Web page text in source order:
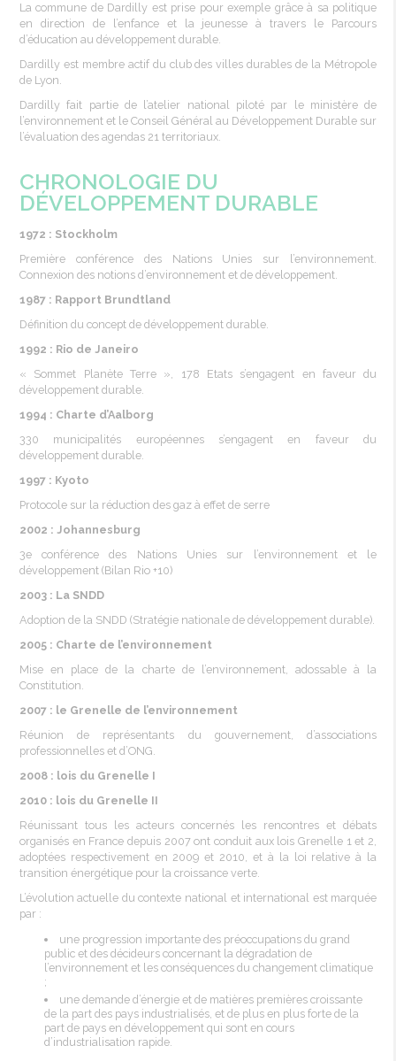
La commune de Dardilly est prise pourexemple grâceà sa politique
en direction de l’enfance et la jeunesse àtravers le Parcours
d’éducation au développementdurable.
Dardillyest membre actifdu club desvilles durables de la Métropole
de Lyon.
Dardillyfait partiede l’atelier national pilotépar le ministèrede
l’environnement et le Conseil Général au Développement Durable sur
l’évaluation des agendas 21 territoriaux.
CHRONOLOGIE DU
DÉVELOPPEMENT DURABLE
1972 : Stockholm
Première
conférencedes Nations Unies sur l’environnement.
Connexion des notions d’environnement et de développement.
1987 : Rapport Brundtland
Définition du concept de développementdurable.
1992 : Rio de Janeiro
« Sommet PlanèteTerre », 178 Etatss’engagent en faveurdu
développementdurable.
1994 : Charte d’Aalborg
330 municipalités européenness’engagent en faveurdu
développementdurable.
1997 : Kyoto
Protocolesur la réduction des gaz à effetde serre
2002 : Johannesburg
3econférence des Nations Unies sur l’environnement et le
développement(Bilan Rio +10)
2003 : La SNDD
Adoption de la SNDD (Stratégie nationalede développementdurable).
2005 : Charte de l’environnement
Miseen place de la chartede l’environnement, adossableà la
Constitution.
2007 : le Grenelle de l’environnement
Réunion de représentants du gouvernement, d’associations
professionnelleset d’ONG.
2008 : lois du Grenelle I
2010 : lois du Grenelle II
Réunissant tousles acteurs concernés les rencontres etdébats
organisésen France depuis2007 ont conduit aux lois Grenelle 1 et 2,
adoptées respectivementen 2009 et 2010, et à la loi relative à la
transition énergétiquepour la croissanceverte.
L’évolution actuelle du contexte national et international est marquée
par :
une progression importante des préoccupations du grand
public et des décideurs concernant la dégradation de
l’environnement et les conséquences du changement climatique
;
une demande d’énergie et de matières premières croissante
de la part des pays industrialisés, et de plus en plus forte de la
part de pays en développementqui sont en cours
d’industrialisation rapide.